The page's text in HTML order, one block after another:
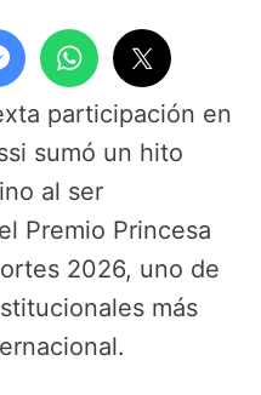
participación en
sumó un hito
al ser
Premio Princesa
2026, uno de
más